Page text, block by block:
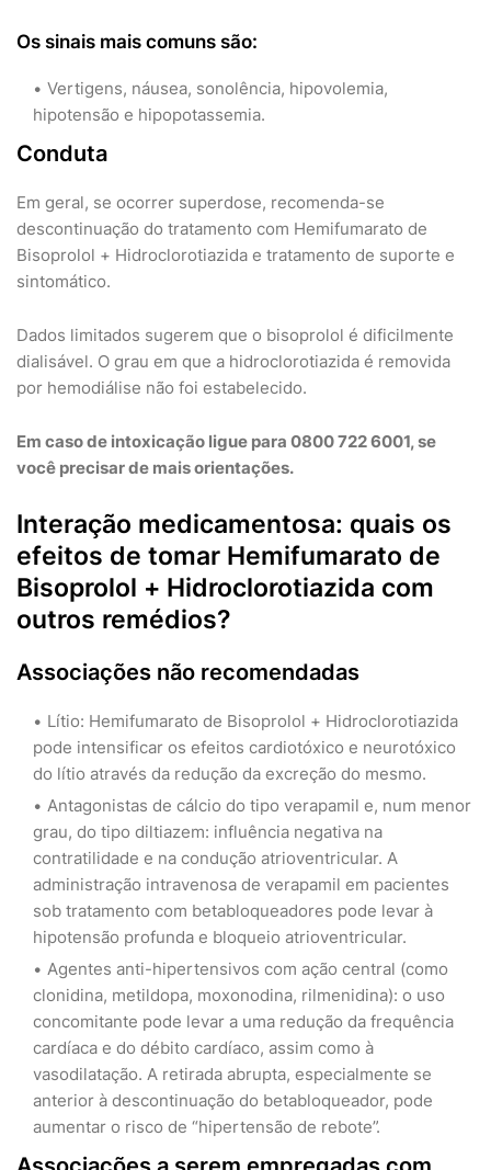
Os sinais mais comuns são:
Vertigens, náusea, sonolência, hipovolemia,
hipotensão e hipopotassemia.
Conduta
Em geral, se ocorrer superdose, recomenda-se
descontinuação do tratamento com Hemifumarato de
Bisoprolol + Hidroclorotiazida e tratamento de suporte e
sintomático.
Dados limitados sugerem que o bisoprolol é dificilmente
dialisável. O grau em que a hidroclorotiazida é removida
por hemodiálise não foi estabelecido.
Em caso de intoxicação ligue para 0800 722 6001, se
você precisar de mais orientações.
Interação medicamentosa: quais os
efeitos de tomar Hemifumarato de
Bisoprolol + Hidroclorotiazida com
outros remédios?
Associações não recomendadas
Lítio: Hemifumarato de Bisoprolol + Hidroclorotiazida
pode intensificar os efeitos cardiotóxico e neurotóxico
do lítio através da redução da excreção do mesmo.
Antagonistas de cálcio do tipo verapamil e, num menor
grau, do tipo diltiazem: influência negativa na
contratilidade e na condução atrioventricular. A
administração intravenosa de verapamil em pacientes
sob tratamento com betabloqueadores pode levar à
hipotensão profunda e bloqueio atrioventricular.
Agentes anti-hipertensivos com ação central (como
clonidina, metildopa, moxonodina, rilmenidina): o uso
concomitante pode levar a uma redução da frequência
cardíaca e do débito cardíaco, assim como à
vasodilatação. A retirada abrupta, especialmente se
anterior à descontinuação do betabloqueador, pode
aumentar o risco de “hipertensão de rebote”.